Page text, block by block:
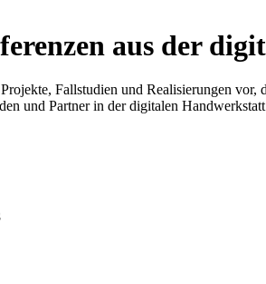
aus der
Fallstudien und Realisierungen
und Partner in der digitalen Handwerkstatt